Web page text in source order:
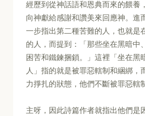
經歷到從神話語和恩典而來的餵養
向神獻給感謝和讚美來回應神。進
一步指出第二種苦難的人，也就是
的人，而提到：「那些坐在黑暗中
困苦和鐵鍊捆鎖。」這裡「坐在黑
人」指的就是被罪惡轄制和綑綁，
力掙扎的狀態，他們不斷被罪惡轄
主呀，因此詩篇作者就指出他們是